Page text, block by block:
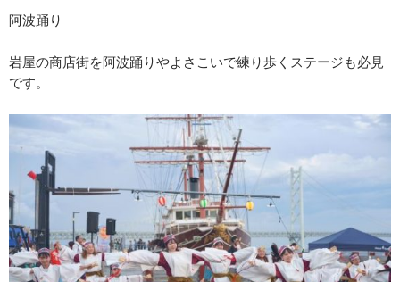
阿波踊り
岩屋の商店街を阿波踊りやよさこいで練り歩くステージも必見
です。